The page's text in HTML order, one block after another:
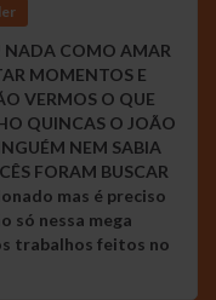
NADA COMO AMAR
MOMENTOS E
VERMOS O QUE
QUINCAS O JOÃO
NEM SABIA
FORAM BUSCAR
mas é preciso
só nessa mega
trabalhos feitos no